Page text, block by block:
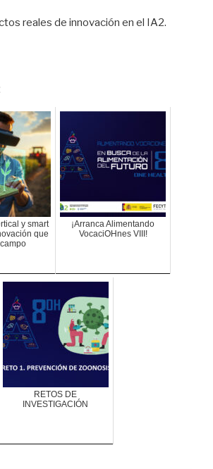
reales de innovación en el IA2.
y smart
que
¡Arranca Alimentando
VocaciOHnes VIII!
RETOS DE
INVESTIGACIÓN